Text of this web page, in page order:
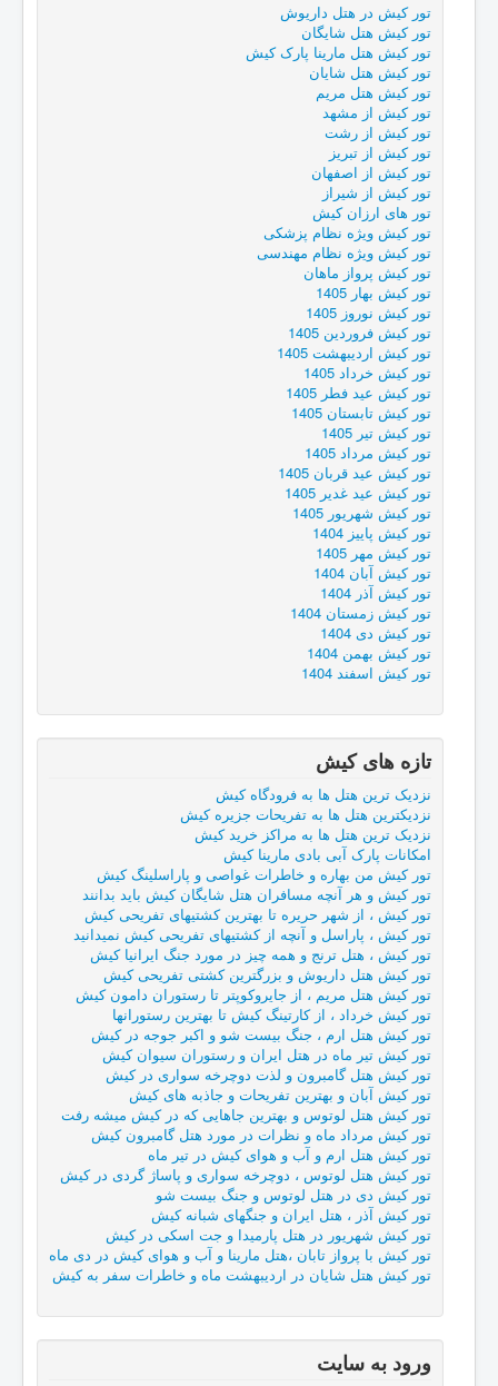
تور کیش در هتل داریوش
تور كيش هتل شایگان
تور کیش هتل مارینا پارک کیش
تور کیش هتل شایان
تور کیش هتل مریم
تور کیش از مشهد
تور کیش از رشت
تور کیش از تبریز
تور کیش از اصفهان
تور کیش از شیراز
تور های ارزان کیش
تور کیش ویژه نظام پزشکی
تور کیش ویژه نظام مهندسی
تور کیش پرواز ماهان
تور کیش بهار 1405
تور کیش نوروز 1405
تور کیش فروردین 1405
تور کیش اردیبهشت 1405
تور کیش خرداد 1405
تور کیش عید فطر 1405
تور کیش تابستان 1405
تور کیش تیر 1405
تور کیش مرداد 1405
تور کیش عید قربان 1405
تور کیش عید غدیر 1405
تور کیش شهریور 1405
تور کیش پاییز 1404
تور کیش مهر 1405
تور کیش آبان 1404
تور کیش آذر 1404
تور کیش زمستان 1404
تور کیش دی 1404
تور کیش بهمن 1404
تور کیش اسفند 1404
تازه های کیش
نزدیک ترین هتل ها به فرودگاه کیش
نزدیکترین هتل ها به تفریحات جزیره کیش
نزدیک ترین هتل ها به مراکز خرید کیش
امکانات پارک آبی بادی مارینا کیش
تور کیش من بهاره و خاطرات غواصی و پاراسلینگ کیش
تور کیش و هر آنچه مسافران هتل شایگان کیش باید بدانند
تور کیش ، از شهر حریره تا بهترین کشتیهای تفریحی کیش
تور کیش ، پاراسل و آنچه از کشتیهای تفریحی کیش نمیدانید
تور کیش ، هتل ترنج و همه چیز در مورد جنگ ایرانیا کیش
تور کیش هتل داریوش و بزرگترین کشتی تفریحی کیش
تور کیش هتل مریم ، از جایروکوپتر تا رستوران دامون کیش
تور کیش خرداد ، از کارتینگ کیش تا بهترین رستورانها
تور کیش هتل ارم ، جنگ بیست شو و اکبر جوجه در کیش
تور کیش تیر ماه در هتل ایران و رستوران سیوان کیش
تور کیش هتل گامبرون و لذت دوچرخه سواری در کیش
تور کیش آبان و بهترین تفریحات و جاذبه های کیش
تور کیش هتل لوتوس و بهترین جاهایی که در کیش میشه رفت
تور کیش مرداد ماه و نظرات در مورد هتل گامبرون کیش
تور کیش هتل ارم و آب و هوای کیش در تیر ماه
تور کیش هتل لوتوس ، دوچرخه سواری و پاساژ گردی در کیش
تور کیش دی در هتل لوتوس و جنگ بیست شو
تور کیش آذر ، هتل ایران و جنگهای شبانه کیش
تور کیش شهریور در هتل پارمیدا و جت اسکی در کیش
تور کیش با پرواز تابان ،هتل مارینا و آب و هوای کیش در دی ماه
تور کیش هتل شایان در اردیبهشت ماه و خاطرات سفر به کیش
ورود به سایت